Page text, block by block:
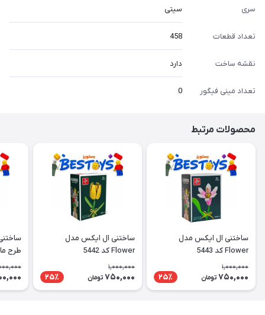
سری سیتی
تعداد قطعات 458
نقشه ساخت دارد
تعداد مینی فیگور 0
محصولات مرتبط
ساختنی ال ایکس مدل
Flower کد 5443
1,000,000
750,000 تومان 25٪
ساختنی ال ایکس مدل
Flower کد 5442
1,000,000
750,000 تومان 25٪
طرح